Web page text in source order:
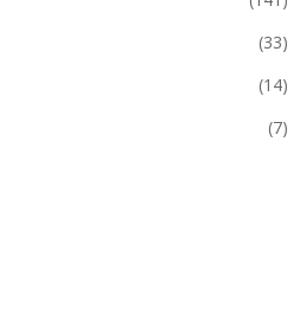
(33)
(14)
(7)